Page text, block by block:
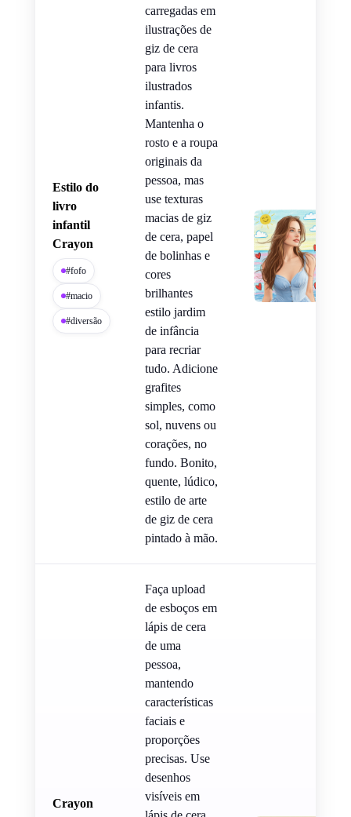
Estilo do
livro
infantil
Crayon
#fofo
#macio
#diversão
carregadas em
ilustrações de
giz de cera
para livros
ilustrados
infantis.
Mantenha o
rosto e a roupa
originais da
pessoa, mas
use texturas
macias de giz
de cera, papel
de bolinhas e
cores
brilhantes
estilo jardim
de infância
para recriar
tudo. Adicione
grafites
simples, como
sol, nuvens ou
corações, no
fundo. Bonito,
quente, lúdico,
estilo de arte
de giz de cera
pintado à mão.
Crayon
Faça upload
de esboços em
lápis de cera
de uma
pessoa,
mantendo
características
faciais e
proporções
precisas. Use
desenhos
visíveis em